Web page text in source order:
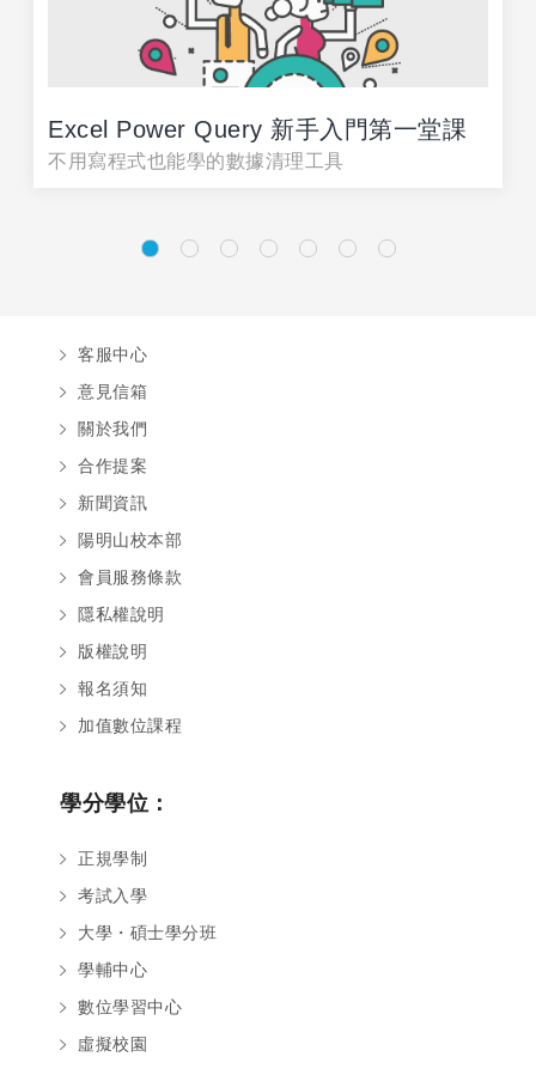
Excel Power Query 新手入門第一堂課
不用寫程式也能學的數據清理工具
客服中心
意見信箱
關於我們
合作提案
新聞資訊
陽明山校本部
會員服務條款
隱私權說明
版權說明
報名須知
加值數位課程
學分學位：
正規學制
考試入學
大學・碩士學分班
學輔中心
數位學習中心
虛擬校園